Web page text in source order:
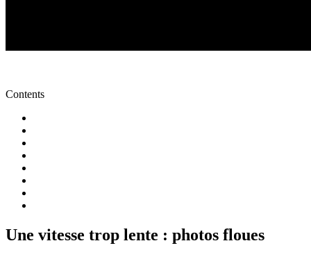
Contents
Une vitesse trop lente : photos floues